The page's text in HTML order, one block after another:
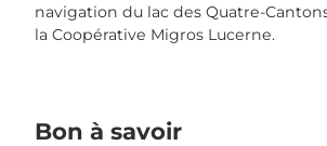
navigation du lac des Quatre-
la Coopérative Migros Lucerne.
Bon à savoir